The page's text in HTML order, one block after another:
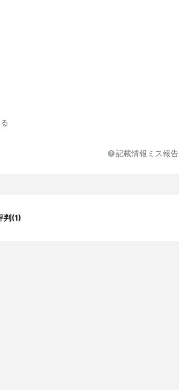
記載情報ミス報告
判(1)